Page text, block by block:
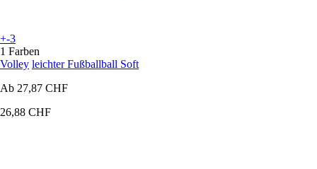
+-3
1 Farben
Volley leichter Fußballball Soft
Ab 27,87 CHF
26,88 CHF